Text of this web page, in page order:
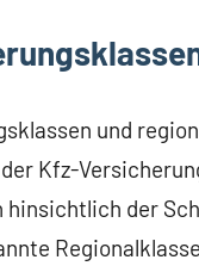
und
Kfz-
hinsichtlich der